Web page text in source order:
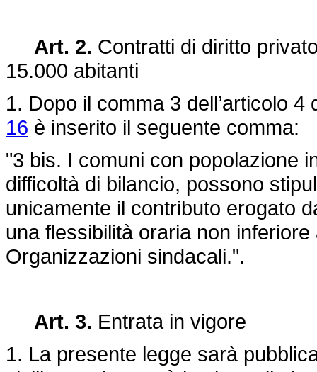
Art. 2. Contratti di diritto
15.000 abitanti
1. Dopo il comma 3 dell’articolo 4
16 è inserito il seguente comma:
"3 bis. I comuni con popolazione
difficoltà di bilancio, possono
unicamente il contributo erogato
una flessibilità oraria non
Organizzazioni sindacali.".
Art. 3. Entrata in vigore
1. La presente legge sarà